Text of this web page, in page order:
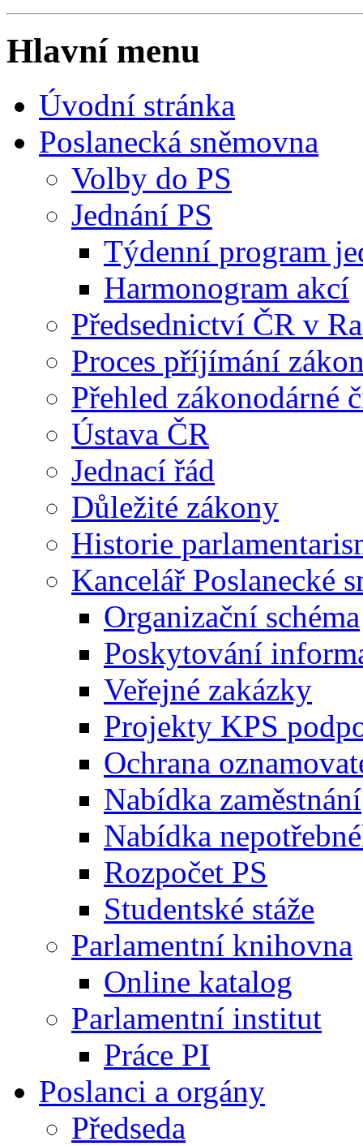
Hlavní menu
Úvodní stránka
Poslanecká sněmovna
Volby do PS
Jednání PS
Týdenní program
Harmonogram akcí
Předsednictví ČR v
Proces příjímání
Přehled zákonodárné
Ústava ČR
Jednací řád
Důležité zákony
Historie
Kancelář Poslanecké
Organizační schéma
Poskytování
Veřejné zakázky
Projekty KPS
Ochrana
Nabídka zaměstnání
Nabídka
Rozpočet PS
Studentské stáže
Parlamentní knihovna
Online katalog
Parlamentní institut
Práce PI
Poslanci a orgány
Předseda